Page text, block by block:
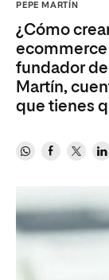
PEPE MARTÍN
¿Cómo
ecommerce
fundador
Martín,
que tienes